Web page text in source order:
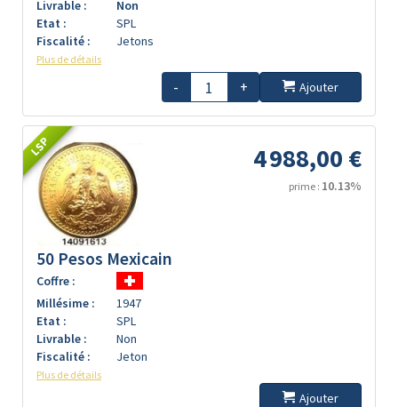
Livrable :
Non
Etat :
SPL
Fiscalité :
Jetons
Plus de détails
- + Ajouter
LSP 4 988,00 €
prime : 10.13%
50 Pesos Mexicain
Coffre :
Millésime :
1947
Etat :
SPL
Livrable :
Non
Fiscalité :
Jeton
Plus de détails
Ajouter